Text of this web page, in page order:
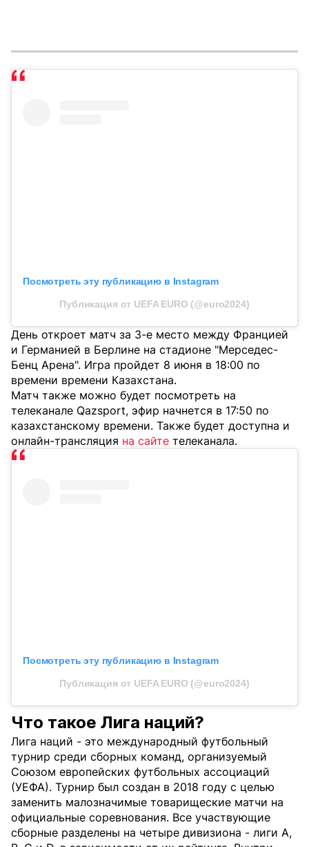
Посмотреть эту публикацию в Instagram
Публикация от UEFA EURO (@euro2024)
День откроет матч за 3-е место между Францией
и Германией в Берлине на стадионе "Мерседес-
Бенц Арена". Игра пройдет 8 июня в 18:00 по
времени времени Казахстана.
Матч также можно будет посмотреть на
телеканале Qazsport, эфир начнется в 17:50 по
казахстанскому времени. Также будет доступна и
онлайн-трансляция на сайте телеканала.
Посмотреть эту публикацию в Instagram
Публикация от UEFA EURO (@euro2024)
Что такое Лига наций?
Лига наций - это международный футбольный
турнир среди сборных команд, организуемый
Союзом европейских футбольных ассоциаций
(УЕФА). Турнир был создан в 2018 году с целью
заменить малозначимые товарищеские матчи на
официальные соревнования. Все участвующие
сборные разделены на четыре дивизиона - лиги A,